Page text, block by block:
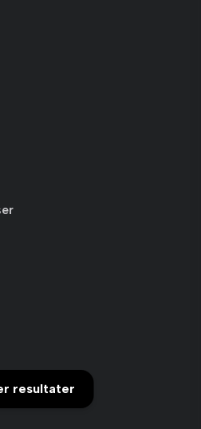
resultater